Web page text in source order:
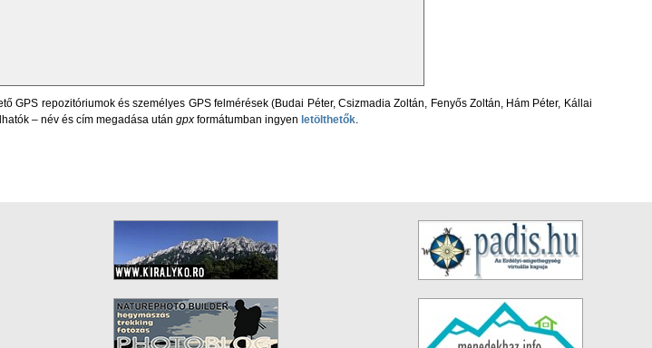
GPS repozitóriumok és személyes GPS felmérések (Budai Péter, Csizmadia Zoltán, Fenyős Zoltán, Hám Péter, Kállai
– név és cím megadása utángpx formátumban ingyenletölthetők.